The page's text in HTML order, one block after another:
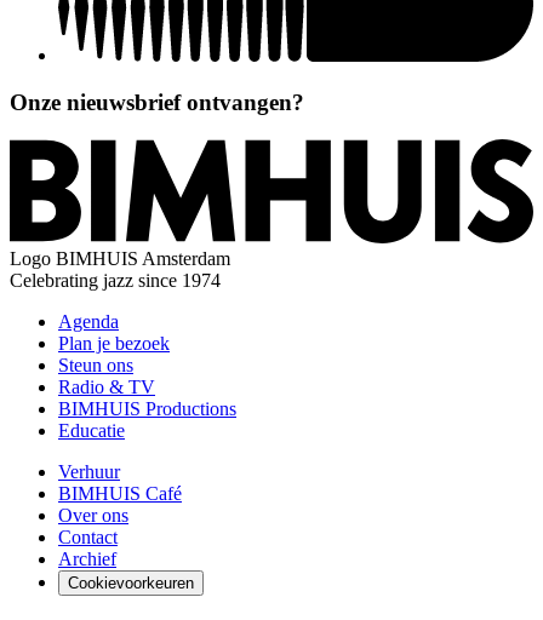
Onze nieuwsbrief ontvangen?
Logo BIMHUIS Amsterdam
Celebrating jazz since 1974
Agenda
Plan je bezoek
Steun ons
Radio & TV
BIMHUIS Productions
Educatie
Verhuur
BIMHUIS Café
Over ons
Contact
Archief
Cookievoorkeuren